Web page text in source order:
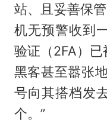
站、且妥善保
机无预警收到
验证（2FA）已
黑客甚至嚣张
号向其搭档发
个。”